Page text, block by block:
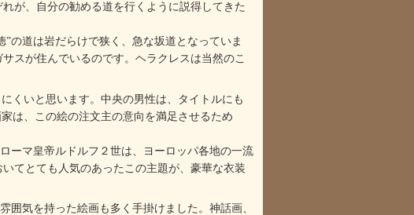
が、自分の勧める道を行くように説得してきた
の道は岩だらけで狭く、急な坂道となっていま
スが住んでいるのです。ヘラクレスは当然のこ
くいと思います。中央の男性は、タイトルにも
は、この絵の注文主の意向を満足させるため
ーマ皇帝ルドルフ２世は、ヨーロッパ各地の一流
てとても人気のあったこの主題が、豪華な衣装
気を持った絵画も多く手掛けました。神話画、